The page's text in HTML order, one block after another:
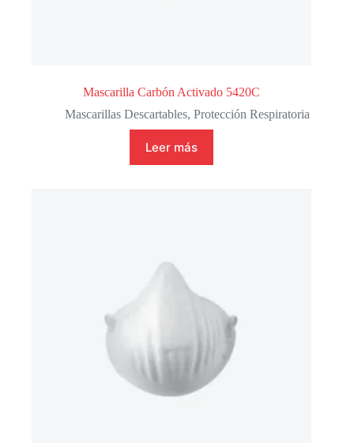
Mascarilla Carbón Activado 5420C
Mascarillas Descartables,Protección Respiratoria
Leer más